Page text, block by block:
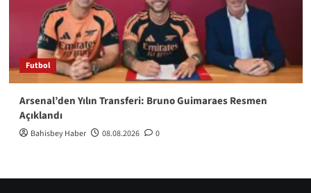
Futbol
Arsenal’den Yılın Transferi: Bruno Guimaraes Resmen
Açıklandı
Bahisbey Haber 08.08.2026 0